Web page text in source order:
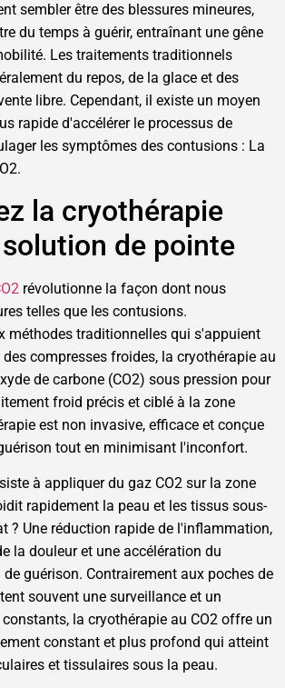
sembler être des blessures mineures,
du temps à guérir, entraînant une gêne
Les traitements traditionnels
du repos, de la glace et des
libre. Cependant, il existe un moyen
rapide d'accélérer le processus de
les symptômes des contusions : La
la cryothérapie
solution de pointe
révolutionne la façon dont nous
telles que les contusions.
méthodes traditionnelles qui s'appuient
compresses froides, la cryothérapie au
de carbone (CO2) sous pression pour
froid précis et ciblé à la zone
est non invasive, efficace et conçue
tout en minimisant l'inconfort.
à appliquer du gaz CO2 sur la zone
rapidement la peau et les tissus sous-
? Une réduction rapide de l'inflammation,
la douleur et une accélération du
guérison. Contrairement aux poches de
souvent une surveillance et un
la cryothérapie au CO2 offre un
constant et plus profond qui atteint
et tissulaires sous la peau.